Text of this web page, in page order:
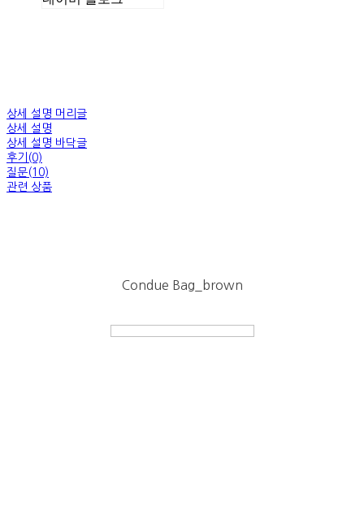
상세 설명 머리글
상세 설명
상세 설명 바닥글
후기(0)
질문(10)
관련 상품
Condue Bag_brown